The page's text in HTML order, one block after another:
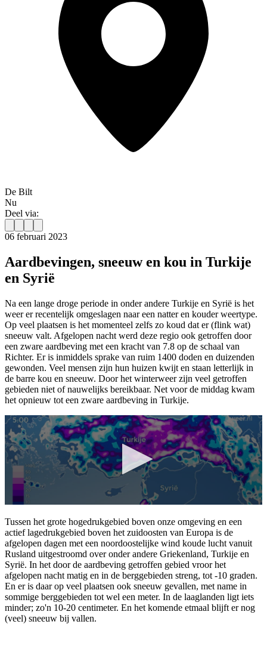
De Bilt
Nu
Deel via:
06 februari 2023
Aardbevingen, sneeuw en kou in Turkije
en Syrië
Na een lange droge periode in onder andere Turkije en Syrië is het
weer er recentelijk omgeslagen naar een natter en kouder weertype.
Op veel plaatsen is het momenteel zelfs zo koud dat er (flink wat)
sneeuw valt. Afgelopen nacht werd deze regio ook getroffen door
een zware aardbeving met een kracht van 7.8 op de schaal van
Richter. Er is inmiddels sprake van ruim 1400 doden en duizenden
gewonden. Veel mensen zijn hun huizen kwijt en staan letterlijk in
de barre kou en sneeuw. Door het winterweer zijn veel getroffen
gebieden niet of nauwelijks bereikbaar. Net voor de middag kwam
het opnieuw tot een zware aardbeving in Turkije.
Tussen het grote hogedrukgebied boven onze omgeving en een
actief lagedrukgebied boven het zuidoosten van Europa is de
afgelopen dagen met een noordoostelijke wind koude lucht vanuit
Rusland uitgestroomd over onder andere Griekenland, Turkije en
Syrië. In het door de aardbeving getroffen gebied vroor het
afgelopen nacht matig en in de berggebieden streng, tot -10 graden.
En er is daar op veel plaatsen ook sneeuw gevallen, met name in
sommige berggebieden tot wel een meter. In de laaglanden ligt iets
minder; zo'n 10-20 centimeter. En het komende etmaal blijft er nog
(veel) sneeuw bij vallen.